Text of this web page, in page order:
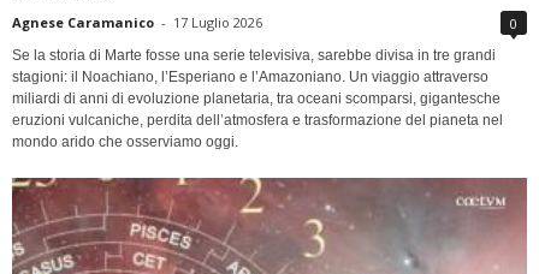
Agnese Caramanico - 17 Luglio 2026 0
Se la storia di Marte fosse una serie televisiva, sarebbe divisa in tre grandi
stagioni: il Noachiano, l’Esperiano e l’Amazoniano. Un viaggio attraverso
miliardi di anni di evoluzione planetaria, tra oceani scomparsi, gigantesche
eruzioni vulcaniche, perdita dell’atmosfera e trasformazione del pianeta nel
mondo arido che osserviamo oggi.